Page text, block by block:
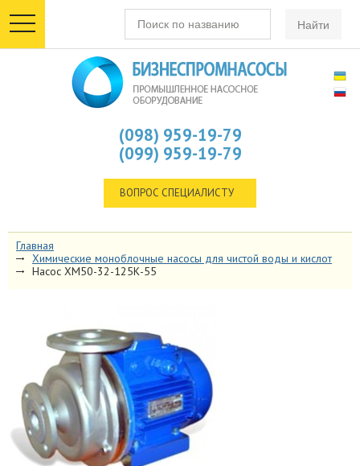
toggle
navigation
(098) 959-19-79
(099) 959-19-79
ВОПРОС СПЕЦИАЛИСТУ
Главная
Химические моноблочные насосы для чистой воды и кислот
Насос ХМ50-32-125К-55